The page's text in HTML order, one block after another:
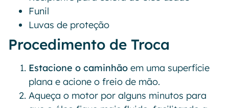
Funil
Luvas de proteção
Procedimento de Troca
Estacione o caminhão em uma superfície
plana e acione o freio de mão.
Aqueça o motor por alguns minutos para